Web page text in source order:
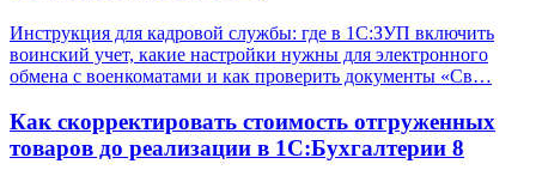
Инструкция для кадровой службы: где в 1С:ЗУП включить
воинский учет, какие настройки нужны для электронного
обмена с военкоматами и как проверить документы «Св…
Как скорректировать стоимость отгруженных
товаров до реализации в 1С:Бухгалтерии 8